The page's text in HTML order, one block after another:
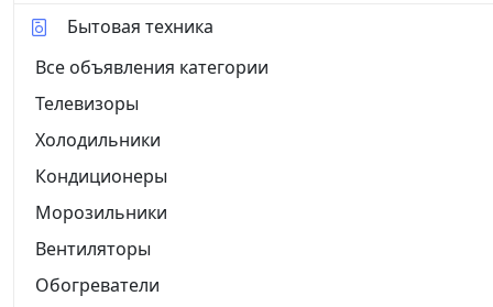
Бытовая техника
Все объявления категории
Телевизоры
Холодильники
Кондиционеры
Морозильники
Вентиляторы
Обогреватели